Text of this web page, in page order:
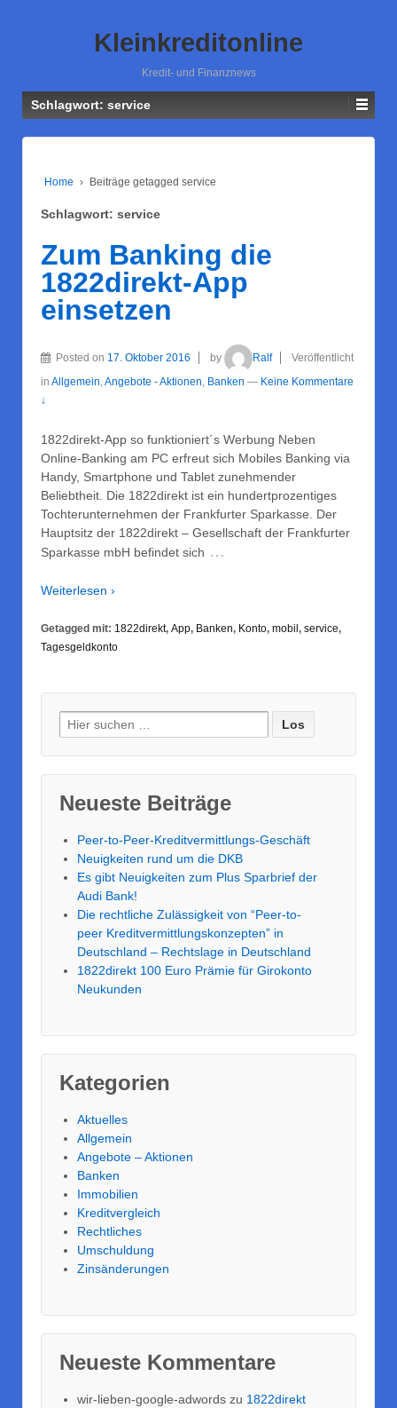
Kleinkreditonline
Kredit- und Finanznews
Schlagwort: service
Home › Beiträge getagged service
Schlagwort: service
Zum Banking die
1822direkt-App
einsetzen
Posted on 17. Oktober 2016 by Ralf
Veröffentlicht
in Allgemein,Angebote - Aktionen, Banken — Keine Kommentare
↓
1822direkt-App so funktioniert´s Werbung Neben
Online-Banking am PC erfreut sich Mobiles Banking via
Handy, Smartphone und Tablet zunehmender
Beliebtheit. Die 1822direkt ist ein hundertprozentiges
Tochterunternehmen der Frankfurter Sparkasse. Der
Hauptsitz der 1822direkt – Gesellschaft der Frankfurter
Sparkasse mbH befindet sich …
Weiterlesen ›
Getagged mit: 1822direkt, App, Banken, Konto, mobil , service,
Tagesgeldkonto
Suche nach:
Neueste Beiträge
Peer-to-Peer-Kreditvermittlungs-Geschäft
Neuigkeiten rund um die DKB
Es gibt Neuigkeiten zum Plus Sparbrief der
Audi Bank!
Die rechtliche Zulässigkeit von “Peer-to-
peer Kreditvermittlungskonzepten” in
Deutschland – Rechtslage in Deutschland
1822direkt 100 Euro Prämie für Girokonto
Neukunden
Kategorien
Aktuelles
Allgemein
Angebote – Aktionen
Banken
Immobilien
Kreditvergleich
Rechtliches
Umschuldung
Zinsänderungen
Neueste Kommentare
wir-lieben-google-adwords zu 1822direkt